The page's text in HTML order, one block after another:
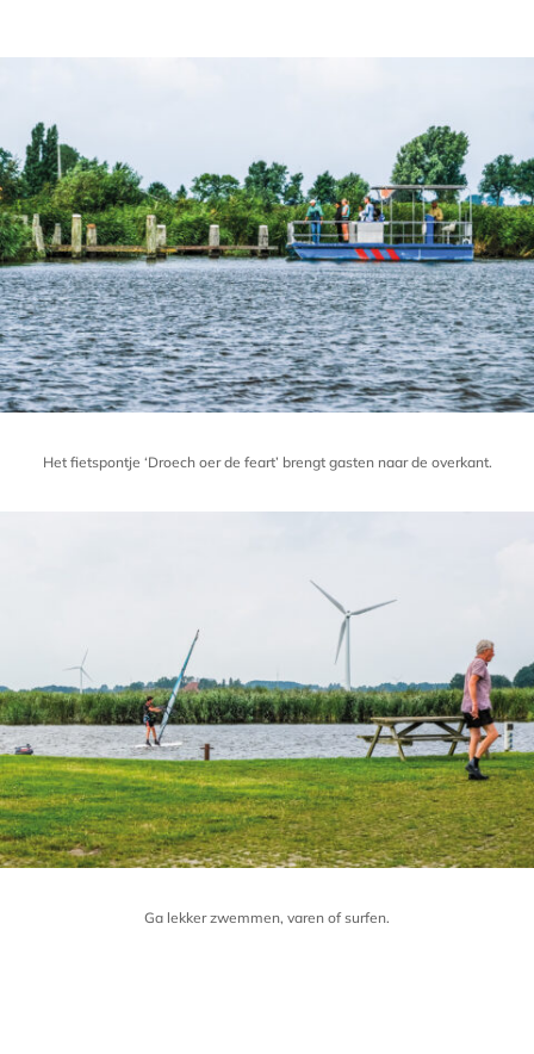
Het fietspontje ‘Droech oer de feart’ brengt gasten naar de overkant.
Ga lekker zwemmen, varen of surfen.